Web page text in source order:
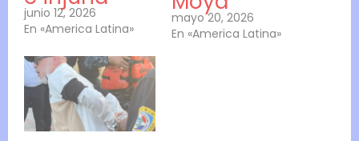
junio 12, 2026
En «America Latina»
mayo 20, 2026
En «America Latina»